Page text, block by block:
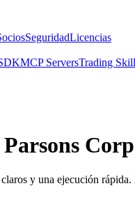
SeguridadLicencias
MCP ServersTrading
y una ejecución